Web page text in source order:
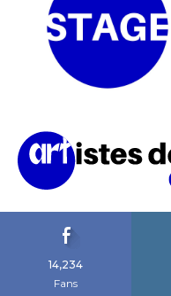
14,234
Fans